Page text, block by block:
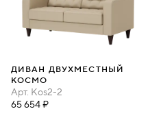
ДИВАН ДВУХМЕСТНЫЙ
КОСМО
Арт. Kos2-2
65 654 ₽